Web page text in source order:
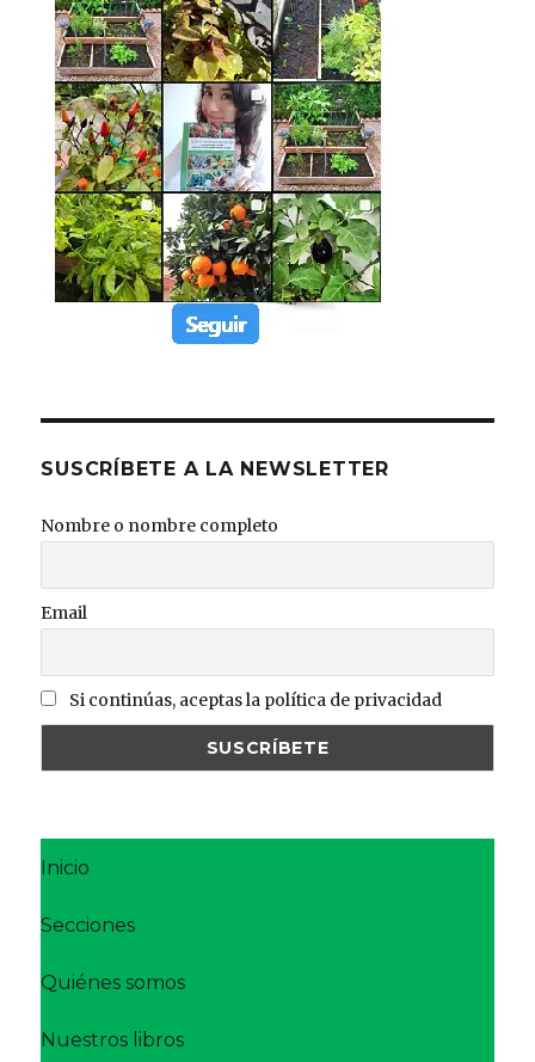
SUSCRÍBETE A LA NEWSLETTER
Nombre o nombre completo
Email
Si continúas, aceptas la política de privacidad
Inicio
Secciones
Quiénes somos
Nuestros libros